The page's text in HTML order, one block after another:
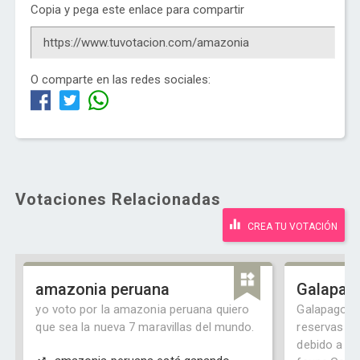
Copia y pega este enlace para compartir
O comparte en las redes sociales:
Votaciones Relacionadas
CREA TU VOTACIÓN
amazonia peruana
yo voto por la amazonia peruana quiero
que sea la nueva 7 maravillas del mundo.
Galapagos
reservas
debido a